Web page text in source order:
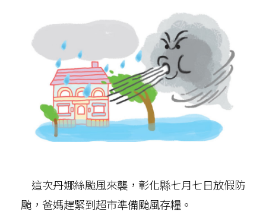
這次丹娜絲颱風來襲，彰化縣七月七日放假防
颱，爸媽趕緊到超市準備颱風存糧。